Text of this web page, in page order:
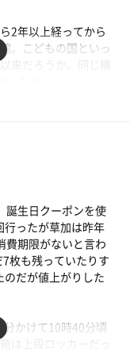
。1分ほど入ってい
。90℃超の中段はさ
。おっ、知っている
くなってきて少し目
のい椅子で休憩。や
40分。
はしないでぼちぼち
邸と同じ30分毎。サ
入ってスタンバイ。
いが温度計は80℃。
マ曲が流れてロウリ
以か。12時の回は少
。流石ドラゴンロウ
だと結構楽しめる。
風呂だと冷える前
呂でじっくり3分入
みる。以前はこの深
ったがこれは体に悪
いようにしている。
る。
ロウリュは出来なか
2年以上経ってから
。こどもの国といっ
来だろうか。同じ横
精算方式のよくある
館。せっかくなので
かな。岩盤浴は無
受け取る。
ちなかの喜楽里も浴
楽里別邸の売りなの
り狭いな。横浜市だ
たのは昼過ぎだった
でもこれだけ人がい
だろう。炭酸泉は無
誕生日クーポンを使
行ったが草加は昨年
費期限がないと言わ
枚も残っていたりす
だが値上がりした
かけて10時40分頃
は上段ロッカーだっ